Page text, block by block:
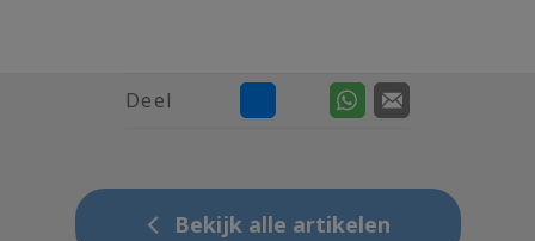
Deel
Bekijk alle artikelen